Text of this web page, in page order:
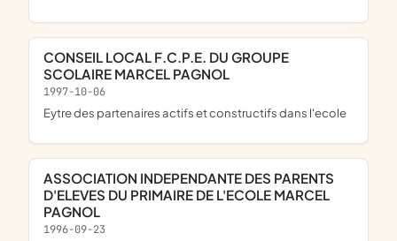
CONSEIL LOCAL F.C.P.E. DU GROUPE
SCOLAIRE MARCEL PAGNOL
1997-10-06
eytre des partenaires actifs et constructifs dans l'ecole
ASSOCIATION INDEPENDANTE DES PARENTS
D'ELEVES DU PRIMAIRE DE L'ECOLE MARCEL
PAGNOL
1996-09-23